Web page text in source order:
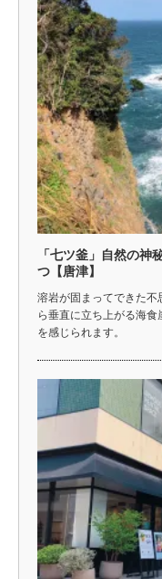
「七ツ釜」自然の神
つ【唐津】
溶岩が固まってできた
ら垂直に立ち上がる海
を感じられます。